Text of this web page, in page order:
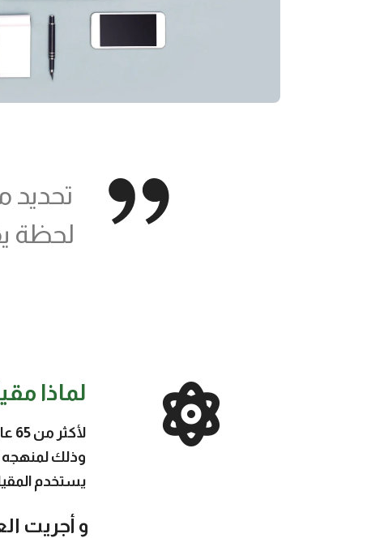
لحظة
لماذا
لأكثر من 65 عاما، ساعد مقياس بيركمان الكثير من الأشخاص على النجاح
وذلك لمنهجه
يستخدم
و أجريت